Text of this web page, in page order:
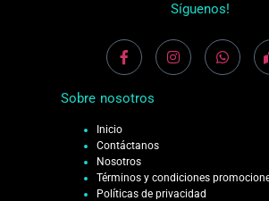
Síguenos!
Sobre nosotros
Inicio
Contáctanos
Nosotros
Términos y condiciones
Políticas de privacidad